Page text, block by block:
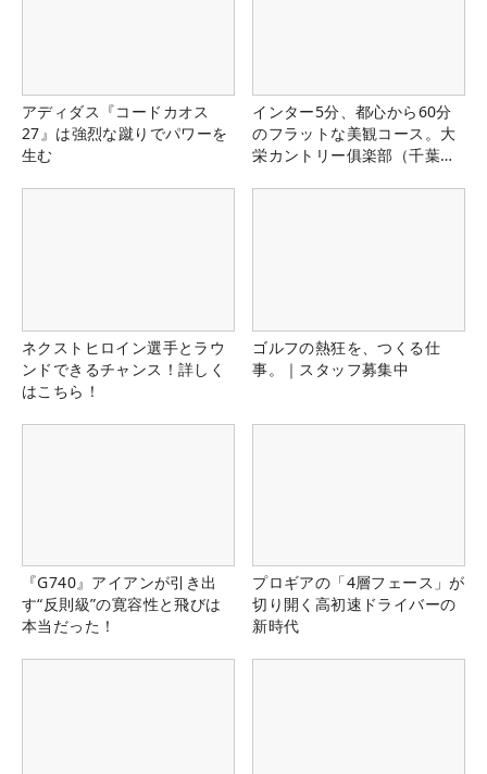
アディダス『コードカオス
27』は強烈な蹴りでパワーを
生む
インター5分、都心から60分
のフラットな美観コース。大
栄カントリー俱楽部（千葉
ネクストヒロイン選手とラウ
ンドできるチャンス！詳しく
はこちら！
ゴルフの熱狂を、つくる仕
事。｜スタッフ募集中
『G740』アイアンが引き出
す“反則級”の寛容性と飛びは
本当だった！
プロギアの「4層フェース」が
切り開く高初速ドライバーの
新時代